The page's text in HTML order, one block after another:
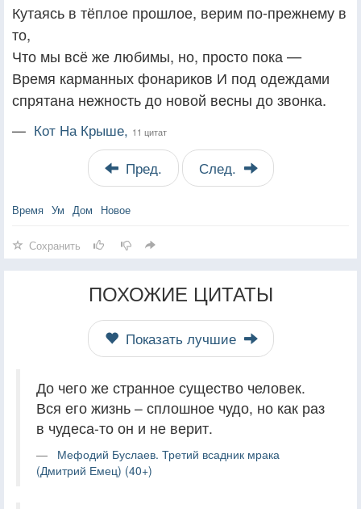
Кутаясь в тёплое прошлое, верим по-прежнему в
то,
Что мы всё же любимы, но, просто пока —
Время карманных фонариков И под одеждами
спрятана нежность до новой весны до звонка.
— Кот На Крыше, 11 цитат
Пред. След.
Время Ум Дом Новое
Сохранить
ПОХОЖИЕ ЦИТАТЫ
Показать лучшие
До чего же странное существо человек.
Вся его жизнь – сплошное чудо, но как раз
в чудеса-то он и не верит.
Мефодий Буслаев. Третий всадник мрака
(Дмитрий Емец) (40+)